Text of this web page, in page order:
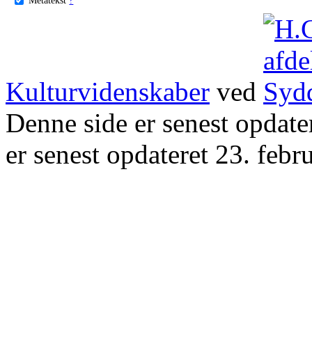
Kulturvidenskaber ved
Denne side er senest
er senest opdateret 23.